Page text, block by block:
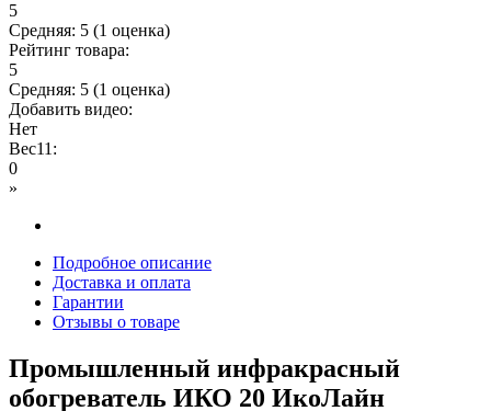
5
Средняя: 5 (1 оценка)
Рейтинг товара:
5
Средняя: 5 (1 оценка)
Добавить видео:
Нет
Вес11:
0
»
Подробное описание
Доставка и оплата
Гарантии
Отзывы о товаре
Промышленный инфракрасный
обогреватель ИКО 20 ИкоЛайн